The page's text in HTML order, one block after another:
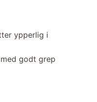
ypperlig i
godt grep